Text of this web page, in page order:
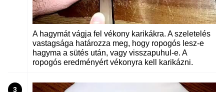
A hagymát vágja fel vékony karikákra. A szeletelés
vastagsága határozza meg, hogy ropogós lesz-e
hagyma a sütés után, vagy visszapuhul-e. A
ropogós eredményért vékonyra kell karikázni.
3